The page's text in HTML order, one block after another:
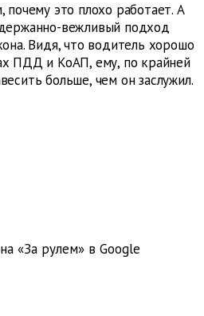
почему это плохо работает. А
вежливый подход
Видя, что водитель хорошо
ПДД и КоАП, ему, по крайней
больше, чем он заслужил.
«За рулем» в Google